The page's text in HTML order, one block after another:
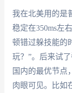
我在北美用的是
稳定在350ms左
顿错过躲技能的
玩？”。后来试了
国内的最优节
肉眼可见。比如